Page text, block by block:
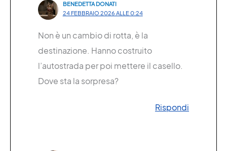
BENEDETTA DONATI
24 FEBBRAIO 2026 ALLE 0:24
Non è un cambio di rotta, è la
destinazione. Hanno costruito
l’autostrada per poi mettere il casello.
Dove sta la sorpresa?
Rispondi